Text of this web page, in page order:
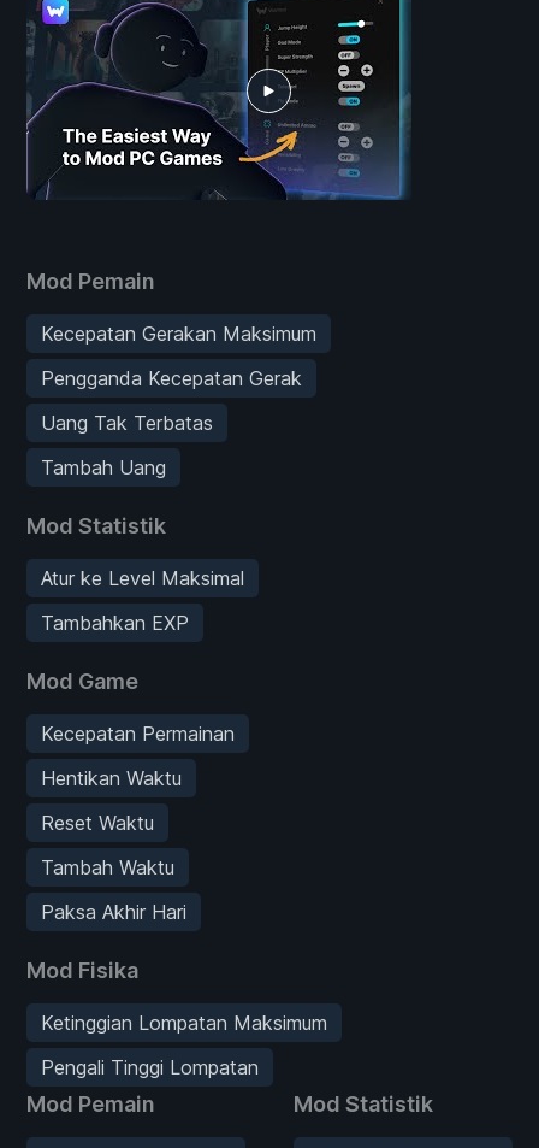
Mod Pemain
Kecepatan Gerakan Maksimum
Pengganda Kecepatan Gerak
Uang Tak Terbatas
Tambah Uang
Mod Statistik
Atur ke Level Maksimal
Tambahkan EXP
Mod Game
Kecepatan Permainan
Hentikan Waktu
Reset Waktu
Tambah Waktu
Paksa Akhir Hari
Mod Fisika
Ketinggian Lompatan Maksimum
Pengali Tinggi Lompatan
Mod Pemain Mod Statistik